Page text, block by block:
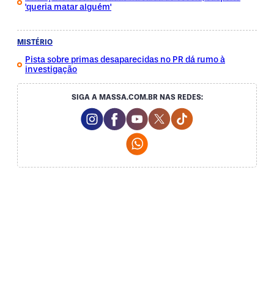
'queria matar alguém'
MISTÉRIO
Pista sobre primas desaparecidas no PR dá rumo à
investigação
SIGA A MASSA.COM.BR NAS REDES:
Instagram Social Media
Facebook Social Media
Youtube Social Media
Twitter Social Media
Tiktok Social